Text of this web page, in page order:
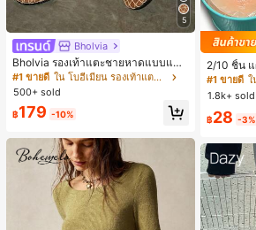
5
Bholvia
Bholvia รองเท้าแตะชายหาดแบบแบน
สบาย ๆ ลายฉลุมาใหม่สำหรับผู้หญิง
#1 ขายดี
ใน โบฮีเมียน รองเท้าแตะผู้หญิง
500+ sold
฿179 -10%
2/10 ชิ้น
น ไร้รอยต่
าสต่างๆ สิ่
#1 ขายดี
1.8k+ sold
฿28 -3%